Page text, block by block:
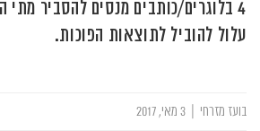
4 בלוגרים/כותבים מנסים להסביר מתי
עלול להוביל לתוצאות הפוכות.
בועז מזרחי